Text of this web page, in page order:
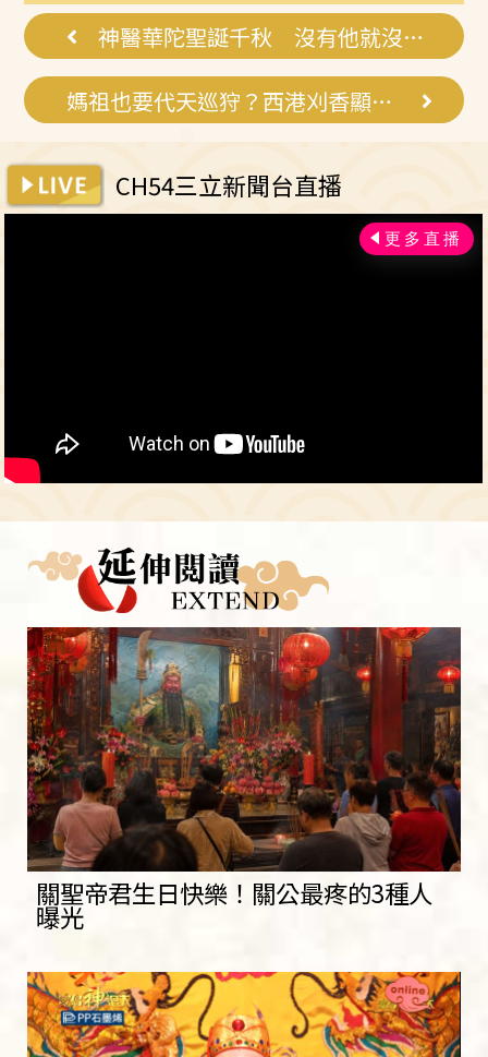
疑人生
囊，瘦出...
神醫華陀聖誕千秋 沒有他就沒外科
媽祖也要代天巡狩？西港刈香顯神通
CH54三立新聞台直播
關聖帝君生日快樂！關公最疼的3種人
曝光